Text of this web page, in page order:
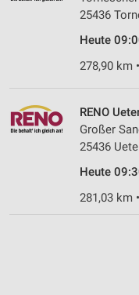
25436
Heute
278,90 km
RENO
Großer
25436
Heute
281,03 km